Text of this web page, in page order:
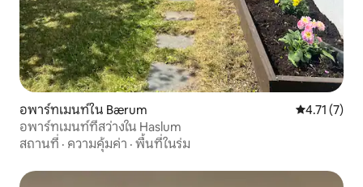
อพาร์ทเมนท์ใน Bærum คะแนนเฉลี่ย
4.71 (7)
อพาร์ทเมนท์ที่สว่างใน Haslum
สถานที่ · ความคุ้มค่า · พื้นที่ในร่ม